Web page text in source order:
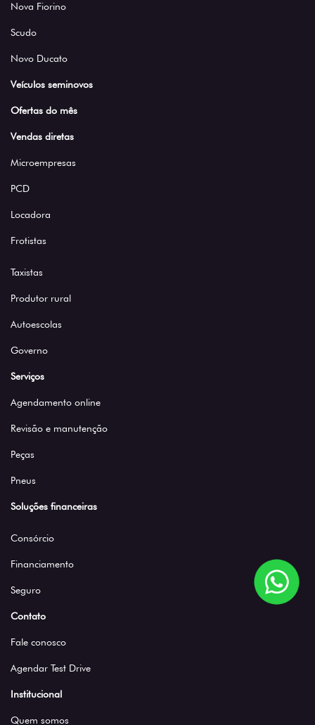
Nova Fiorino
Scudo
Novo Ducato
Veículos seminovos
Ofertas do mês
Vendas diretas
Microempresas
PCD
Locadora
Frotistas
Taxistas
Produtor rural
Autoescolas
Governo
Serviços
Agendamento online
Revisão e manutenção
Peças
Pneus
Soluções financeiras
Consórcio
Financiamento
Seguro
Contato
Fale conosco
Agendar Test Drive
Institucional
Quem somos